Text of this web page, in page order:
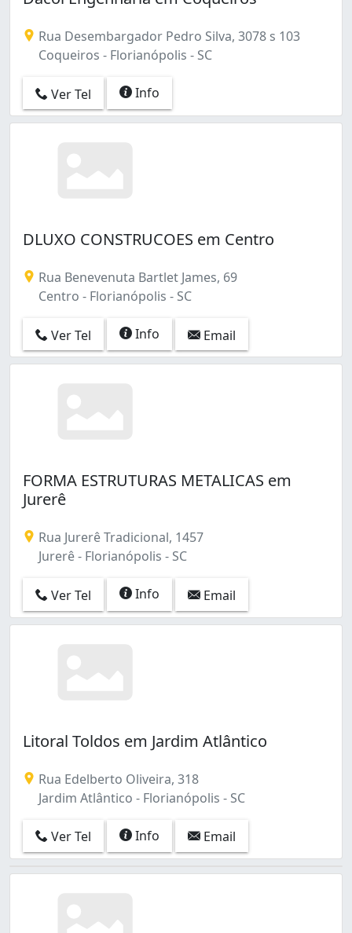
Rua Desembargador Pedro Silva, 3078 s 103
Coqueiros - Florianópolis - SC
Ver Tel Info
DLUXO CONSTRUCOES em Centro
Rua Benevenuta Bartlet James, 69
Centro - Florianópolis - SC
Ver Tel Info Email
FORMA ESTRUTURAS METALICAS em
Jurerê
Rua Jurerê Tradicional, 1457
Jurerê - Florianópolis - SC
Ver Tel Info Email
Litoral Toldos em Jardim Atlântico
Rua Edelberto Oliveira, 318
Jardim Atlântico - Florianópolis - SC
Ver Tel Info Email